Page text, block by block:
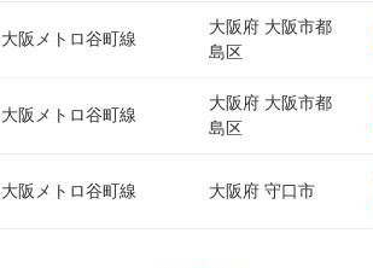
大阪メトロ谷町線
大阪府 大阪市都
島区
大阪メトロ谷町線
大阪府 大阪市都
島区
大阪メトロ谷町線 大阪府 守口市